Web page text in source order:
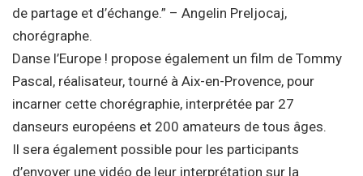
de partage et d’échange.” – Angelin Preljocaj,
chorégraphe.
Danse l’Europe ! propose également un film de Tommy
Pascal, réalisateur, tourné à Aix-en-Provence, pour
incarner cette chorégraphie, interprétée par 27
danseurs européens et 200 amateurs de tous âges.
Il sera également possible pour les participants
d’envoyer une vidéo de leur interprétation sur la